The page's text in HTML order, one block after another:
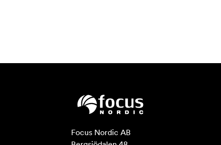
Focus Nordic AB